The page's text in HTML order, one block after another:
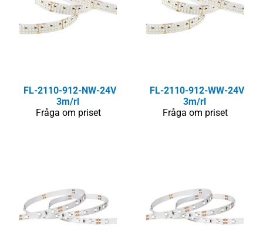
FL-2110-912-NW-24V
3m/rl
Fråga om priset
FL-2110-912-WW-24V
3m/rl
Fråga om priset